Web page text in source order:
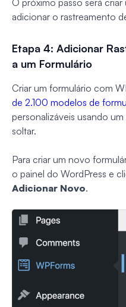
O próximo passo será
adicionar o rastreamento
Etapa 4: Adicionar
a um Formulário
Criar um formulário com
de 2.100 modelos de
personalizáveis usando
soltar.
Para criar um novo
o painel do WordPress e
Adicionar Novo.